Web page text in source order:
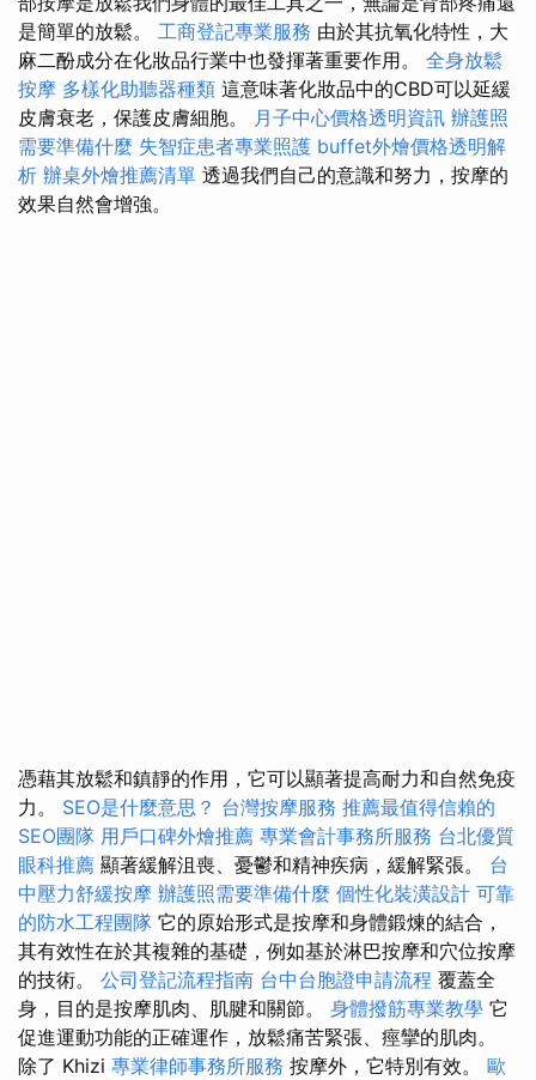
是簡單的放鬆。 工商登記專業服務 由於其抗氧化特性，大
麻二酚成分在化妝品行業中也發揮著重要作用。 全身放鬆
按摩 多樣化助聽器種類 這意味著化妝品中的CBD可以延緩
皮膚衰老，保護皮膚細胞。
月子中心價格透明資訊 辦護照
需要準備什麼 失智症患者專業照護 buffet外燴價格透明解
析 辦桌外燴推薦清單 透過我們自己的意識和努力，按摩的
效果自然會增強。
憑藉其放鬆和鎮靜的作用，它可以顯著提高耐力和自然免疫
力。 SEO是什麼意思？ 台灣按摩服務 推薦最值得信賴的
SEO團隊 用戶口碑外燴推薦 專業會計事務所服務 台北優質
眼科推薦 顯著緩解沮喪、憂鬱和精神疾病，緩解緊張。 台
中壓力舒緩按摩 辦護照需要準備什麼 個性化裝潢設計 可靠
的防水工程團隊 它的原始形式是按摩和身體鍛煉的結合，
其有效性在於其複雜的基礎，例如基於淋巴按摩和穴位按摩
的技術。 公司登記流程指南 台中台胞證申請流程 覆蓋全
身，目的是按摩肌肉、肌腱和關節。 身體撥筋專業教學 它
促進運動功能的正確運作，放鬆痛苦緊張、痙攣的肌肉。
除了 Khizi 專業律師事務所服務 按摩外，它特別有效。 歐